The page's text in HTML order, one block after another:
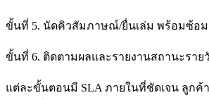
ขั้นที่ 5. นัดคิวสัมภาษณ์/ยื่นเล่ม พร้อมซ้อ
ขั้นที่ 6. ติดตามผลและรายงานสถานะราย
แต่ละขั้นตอนมี SLA ภายในที่ชัดเจน ลูกค้